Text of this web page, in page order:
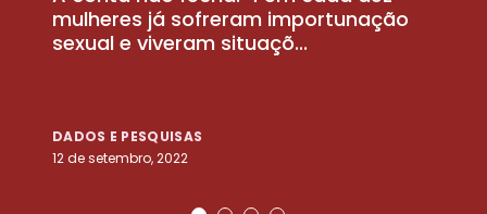
mulheres já sofreram importunação
sexual e viveram situaçõ...
DADOS E PESQUISAS
12 de setembro, 2022